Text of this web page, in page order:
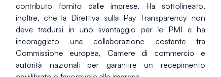
contributo fornito dalle imprese. Ha sottolineato,
inoltre, che la Direttiva sulla Pay Transparency non
deve tradursi in uno svantaggio per le PMI e ha
incoraggiato una collaborazione costante tra
Commissione europea, Camere di commercio e
autorità nazionali per garantire un recepimento